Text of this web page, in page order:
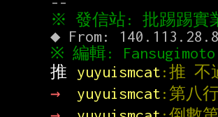
推
yuyuismcat:推 不
→
yuyuismcat:第八